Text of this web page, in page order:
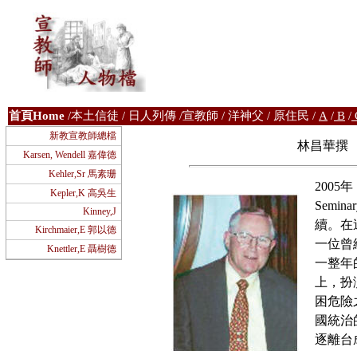
首頁Home /本土信徒 / 日人列傳 /宣教師 / 洋神父 / 原住民 / A / B /
新教宣教師總檔
Karsen, Wendell 嘉偉德
Kehler,Sr 馬素珊
Kepler,K 高吳生
Kinney,J
Kirchmaier,E 郭以德
Knettler,E 聶樹德
林昌華撰
2005
續。在
一位曾
一整年
上，
困危
國統
逐離台